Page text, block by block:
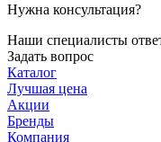
Нужна консультация?
Наши специалисты
Задать вопрос
Каталог
Лучшая цена
Акции
Бренды
Компания